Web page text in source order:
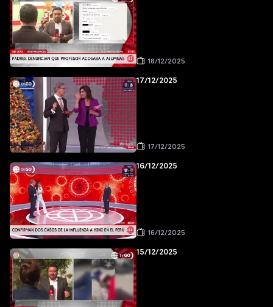
18/12/2025
17/12/2025
17/12/2025
16/12/2025
16/12/2025
15/12/2025